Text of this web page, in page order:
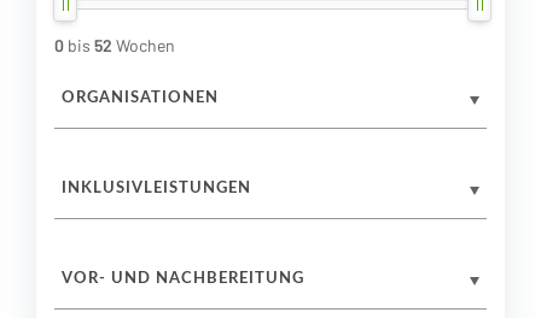
0 bis 52 Wochen
ORGANISATIONEN
INKLUSIVLEISTUNGEN
VOR- UND NACHBEREITUNG